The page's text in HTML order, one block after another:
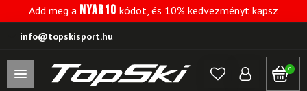
Add meg a NYAR10 kódot, és 10% kedvezményt kapsz
info@topskisport.hu
0